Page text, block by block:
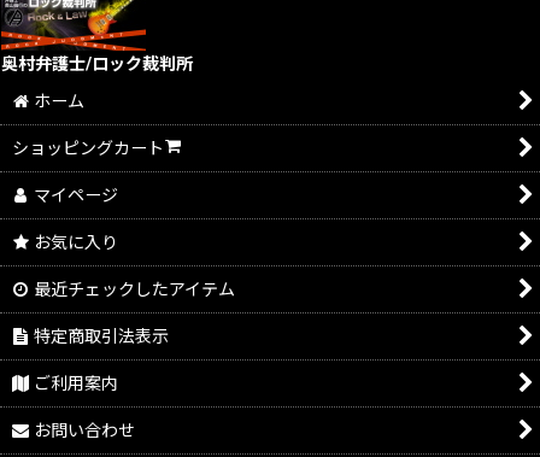
奥村弁護士/ロック裁判所
ホーム
ショッピングカート
マイページ
お気に入り
最近チェックしたアイテム
特定商取引法表示
ご利用案内
お問い合わせ